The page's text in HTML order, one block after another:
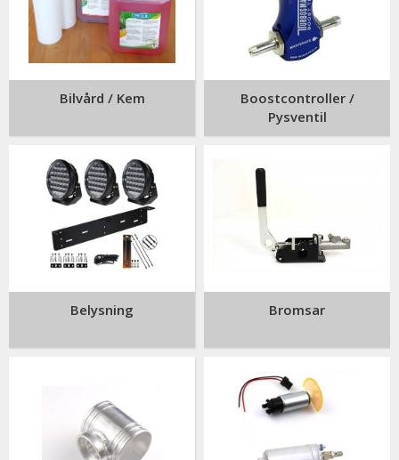
Bilvård / Kem
Boostcontroller /
Pysventil
Belysning Bromsar